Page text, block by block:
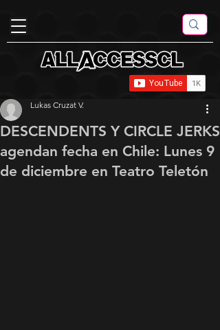
DESCENDENTS Y CIRCLE JERKS
agendan fecha en Chile: Lunes 9
de diciembre en Teatro Teletón
Lukas Cruzat V.